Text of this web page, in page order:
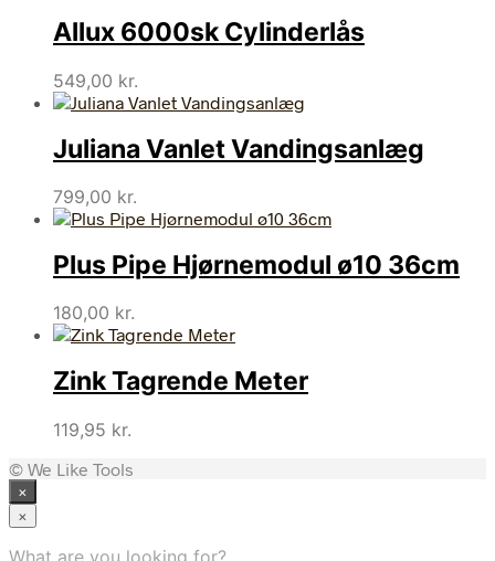
Allux 6000sk Cylinderlås
549,00 kr.
Juliana Vanlet Vandingsanlæg
799,00 kr.
Plus Pipe Hjørnemodul ø10 36cm
180,00 kr.
Zink Tagrende Meter
119,95 kr.
© We Like Tools
×
×
What are you looking for?